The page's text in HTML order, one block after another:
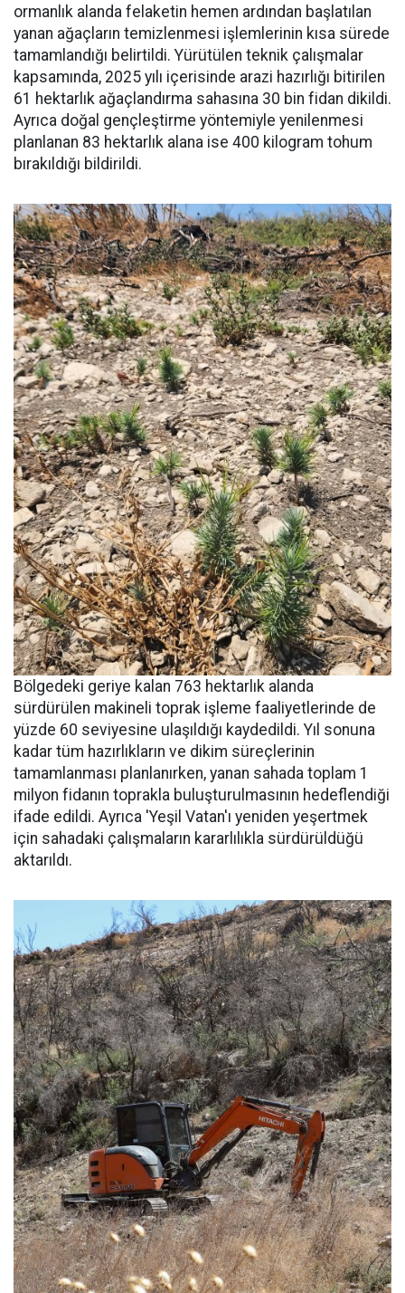
ormanlık alanda felaketin hemen ardından başlatılan
yanan ağaçların temizlenmesi işlemlerinin kısa sürede
tamamlandığı belirtildi. Yürütülen teknik çalışmalar
kapsamında, 2025 yılı içerisinde arazi hazırlığı bitirilen
61 hektarlık ağaçlandırma sahasına 30 bin fidan dikildi.
Ayrıca doğal gençleştirme yöntemiyle yenilenmesi
planlanan 83 hektarlık alana ise 400 kilogram tohum
bırakıldığı bildirildi.
Bölgedeki geriye kalan 763 hektarlık alanda
sürdürülen makineli toprak işleme faaliyetlerinde de
yüzde 60 seviyesine ulaşıldığı kaydedildi. Yıl sonuna
kadar tüm hazırlıkların ve dikim süreçlerinin
tamamlanması planlanırken, yanan sahada toplam 1
milyon fidanın toprakla buluşturulmasının hedeflendiği
ifade edildi. Ayrıca 'Yeşil Vatan'ı yeniden yeşertmek
için sahadaki çalışmaların kararlılıkla sürdürüldüğü
aktarıldı.